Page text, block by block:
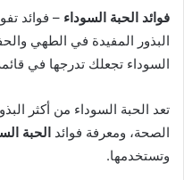
فوائد الحبة السوداء – فوائد
البذور المفيدة في الطهي
السوداء تجعلك تدرجها في
تعد الحبة السوداء من أكثر
الصحة، ومعرفة فوائد الحبة
وتستخدمها.